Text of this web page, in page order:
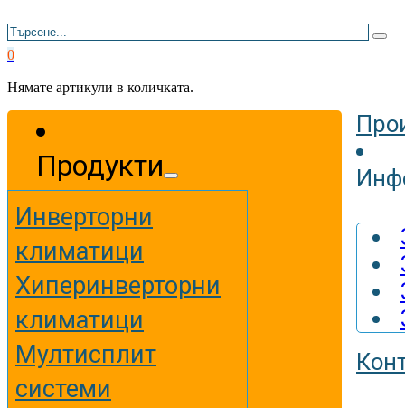
Търсене
0
Нямате артикули в количката.
Продукти
Инверторни
климатици
Хиперинверторни
климатици
Мултисплит
системи